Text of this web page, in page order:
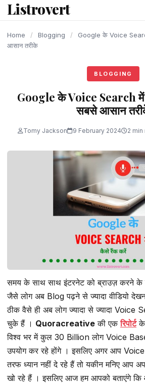
content
Listrovert
Home / Blogging /
Google के Voice
आसान तरीके
BLOGGING
Google के Voice Search
सबसे आसान
Tomy Jackson 9 February 2024 2 min
समय के साथ साथ इंटरनेट को ब्राउज़ करने के
जैसे लोग अब Blog पढ़ने से ज्यादा वीडियो
ठीक वैसे ही अब लोग ज्यादा से ज्यादा
चुके हैं । Quoracreative की एकरिपोर्टके
विश्व भर में कुल 30 Billion लोग Voice
उपयोग कर रहे होंगे । इसलिए अगर आप
तरफ ध्यान नहीं दे रहे हैं तो यकीन मनिए आप
खो रहे हैं । इसलिए आज हम आपको बताएंगे कि